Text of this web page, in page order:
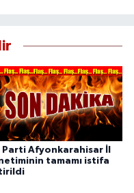
Parti Afyonkarahisar İl
tamamı istifa